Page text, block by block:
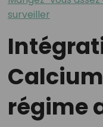
surveiller
régime